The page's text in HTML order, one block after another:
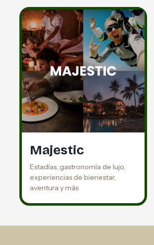
Majestic
Estadías, gastronomía de lujo,
experiencias de bienestar,
aventura y más